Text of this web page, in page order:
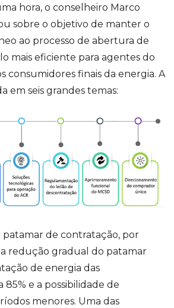
hora, o conselheiro Marco
sobre o objetivo de manter o
ao processo de abertura de
mais eficiente para agentes do
consumidores finais da energia. A
em seis grandes temas:
patamar de contratação, por
redução gradual do patamar
de energia das
85% e a possibilidade de
menores. Uma das